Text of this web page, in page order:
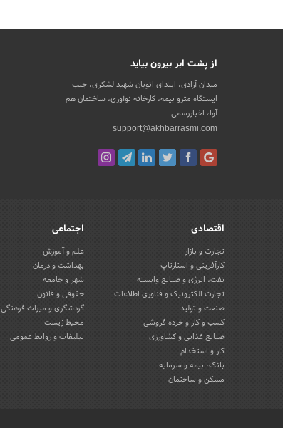
از پشت ابر بیرون بیاید
میدان آزادی، ابتدای اتوبان شهید لشکری، جنب
ایستگاه مترو بیمه، کارخانه نوآوری، ساختمان هم
آوا، اخباررسمی
support@akhbarrasmi.com
اقتصادی
تجارت و بازار
کارآفرینی و استارتاپ
نفت، انرژی و صنایع وابسته
تجارت الکترونیک و فناوری اطلاعات
صنعت و تولید
کسب و کار و خرده فروشی
صنایع غذایی و کشاورزی
کار و استخدام
بانک، بیمه و سرمایه
مسکن و ساختمان
اجتماعی
علم و آموزش
بهداشت و درمان
شهر و جامعه
حقوقی و قانون
گردشگری و میراث فرهنگی
محیط زیست
تبلیغات و روابط عمومی